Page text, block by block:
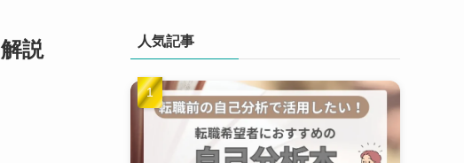
説 人気記事